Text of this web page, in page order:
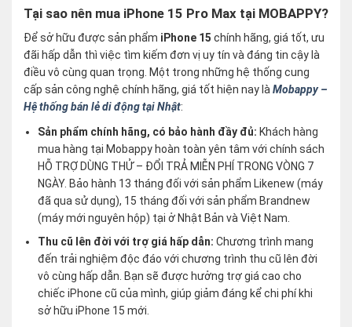
Tại sao nên mua iPhone 15 Pro Max tại MOBAPPY?
Để sở hữu được sản phẩm iPhone 15 chính hãng, giá tốt, ưu
đãi hấp dẫn thì việc tìm kiếm đơn vị uy tín và đáng tin cậy là
điều vô cùng quan trọng. Một trong những hệ thống cung
cấp sản công nghệ chính hãng, giá tốt hiện nay là Mobappy –
Hệ thống bán lẻ di động tại Nhật:
Sản phẩm chính hãng, có bảo hành đầy đủ:Khách hàng
mua hàng tại Mobappy hoàn toàn yên tâm với chính sách
HỖ TRỢ DÙNG THỬ – ĐỔI TRẢ MIỄN PHÍ TRONG VÒNG 7
NGÀY. Bảo hành 13 tháng đối với sản phẩm Likenew (máy
đã qua sử dụng), 15 tháng đối với sản phẩm Brandnew
(máy mới nguyên hộp) tại ở Nhật Bản và Việt Nam.
Thu cũ lên đời với trợ giá hấp dẫn:Chương trình mang
đến trải nghiệm độc đáo với chương trình thu cũ lên đời
vô cùng hấp dẫn. Bạn sẽ được hưởng trợ giá cao cho
chiếc iPhone cũ của mình, giúp giảm đáng kể chi phí khi
sở hữu iPhone 15 mới.